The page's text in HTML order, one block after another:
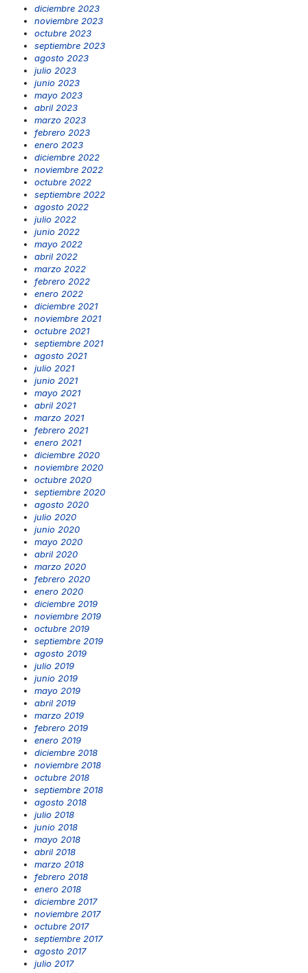
diciembre 2023
noviembre 2023
octubre 2023
septiembre 2023
agosto 2023
julio 2023
junio 2023
mayo 2023
abril 2023
marzo 2023
febrero 2023
enero 2023
diciembre 2022
noviembre 2022
octubre 2022
septiembre 2022
agosto 2022
julio 2022
junio 2022
mayo 2022
abril 2022
marzo 2022
febrero 2022
enero 2022
diciembre 2021
noviembre 2021
octubre 2021
septiembre 2021
agosto 2021
julio 2021
junio 2021
mayo 2021
abril 2021
marzo 2021
febrero 2021
enero 2021
diciembre 2020
noviembre 2020
octubre 2020
septiembre 2020
agosto 2020
julio 2020
junio 2020
mayo 2020
abril 2020
marzo 2020
febrero 2020
enero 2020
diciembre 2019
noviembre 2019
octubre 2019
septiembre 2019
agosto 2019
julio 2019
junio 2019
mayo 2019
abril 2019
marzo 2019
febrero 2019
enero 2019
diciembre 2018
noviembre 2018
octubre 2018
septiembre 2018
agosto 2018
julio 2018
junio 2018
mayo 2018
abril 2018
marzo 2018
febrero 2018
enero 2018
diciembre 2017
noviembre 2017
octubre 2017
septiembre 2017
agosto 2017
julio 2017